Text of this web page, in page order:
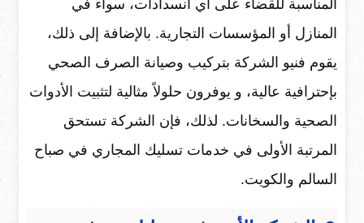
المناسبة للقضاء على أي انسدادات، سواءً في
المنازل أو المؤسسات التجارية. بالإضافة إلى ذلك،
يقوم فنيو الشركة بتركيب وصيانة الصرف الصحي
بإحترافية عالية، و يوفرون حلولاً مثالية لتثبيت الأدوات
الصحية والسخانات. لذلك، فإن الشركة تستحق
المرتبة الأولى في خدمات تسليك المجاري في صباح
السالم والكويت.